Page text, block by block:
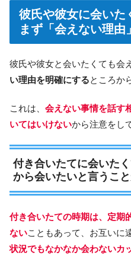
彼氏や彼女に会いた
まず「会えない理由
彼氏や彼女と会いたくても会
い理由を明確にするところか
これは、 会えない事情を話す
いてはいけないから注意をし
付き合いたてに会いた
から会いたいと言うこ
付き合いたての時期は、定期
ないこともあって、お互いに
状況でもなかなか会わないカ